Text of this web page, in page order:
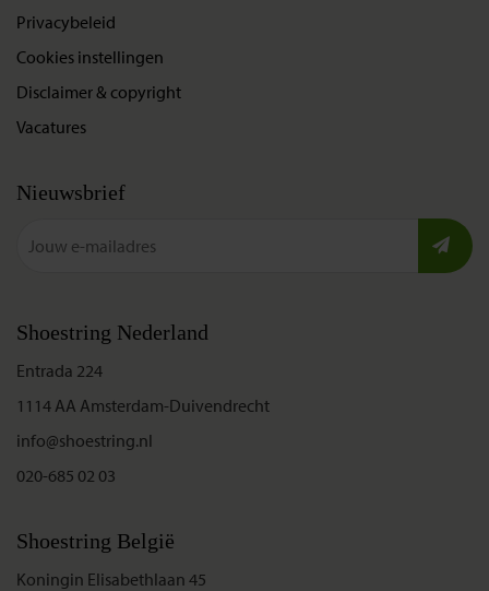
Privacybeleid
Cookies instellingen
Disclaimer & copyright
Vacatures
Nieuwsbrief
Shoestring Nederland
Entrada 224
1114 AA Amsterdam-Duivendrecht
info@shoestring.nl
020-685 02 03
Shoestring België
Koningin Elisabethlaan 45